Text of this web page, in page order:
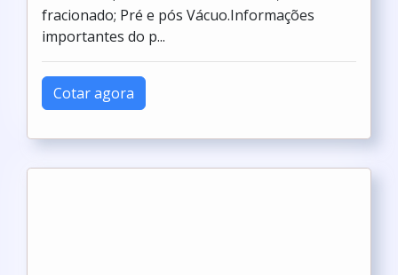
fracionado; Pré e pós Vácuo.Informações
importantes do p...
Cotar agora